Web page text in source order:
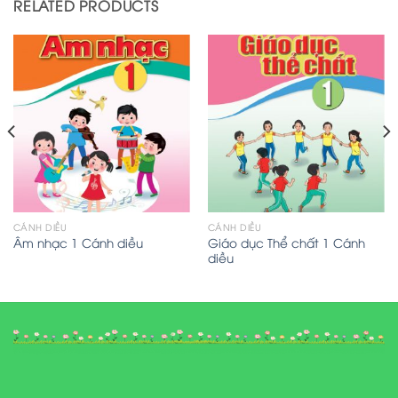
RELATED PRODUCTS
CÁNH DIỀU
Âm nhạc 1 Cánh diều
CÁNH DIỀU
Giáo dục Thể chất 1 Cánh
diều